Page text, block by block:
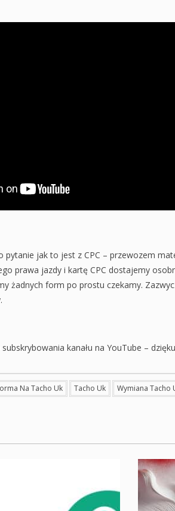
pytanie jak to jest z CPC – przewozem
prawa jazdy i kartę CPC dostajemy
żadnych form po prostu czekamy.
kanału na YouTube –
Na Tacho Uk Tacho Uk Wymiana Tacho